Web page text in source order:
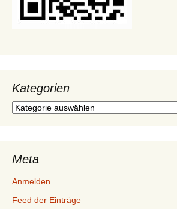
Kategorien
Kategorien
Meta
Anmelden
Feed der Einträge